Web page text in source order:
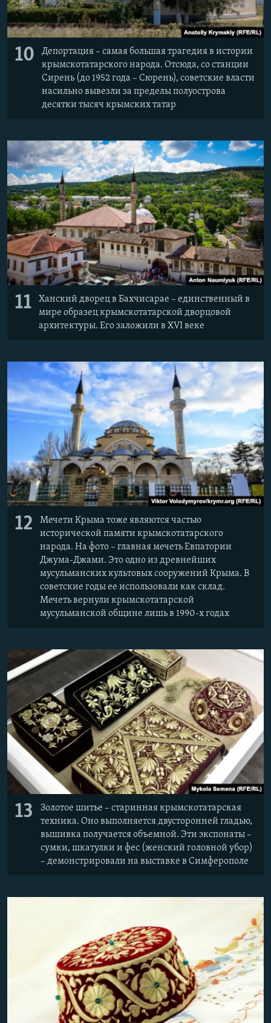
10
Депортация – самая большая трагедия в истории
крымскотатарского народа. Отсюда, со станции
Сирень (до 1952 года – Сюрень), советские власти
насильно вывезли за пределы полуострова
десятки тысяч крымских татар
11
Ханский дворец в Бахчисарае – единственный в
мире образец крымскотатарской дворцовой
архитектуры. Его заложили в XVI веке
12
Мечети Крыма тоже являются частью
исторической памяти крымскотатарского
народа. На фото – главная мечеть Евпатории
Джума-Джами. Это одно из древнейших
мусульманских культовых сооружений Крыма. В
советские годы ее использовали как склад.
Мечеть вернули крымскотатарской
мусульманской общине лишь в 1990-х годах
13
Золотое шитье – старинная крымскотатарская
техника. Оно выполняется двусторонней гладью,
вышивка получается объемной. Эти экспонаты –
сумки, шкатулки и фес (женский головной убор)
– демонстрировали на выставке в Симферополе